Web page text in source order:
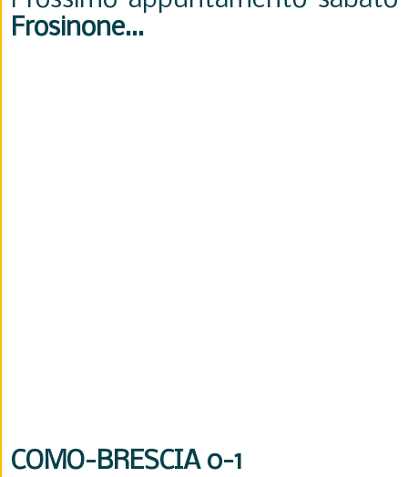
Frosinone…
COMO-BRESCIA 0-1